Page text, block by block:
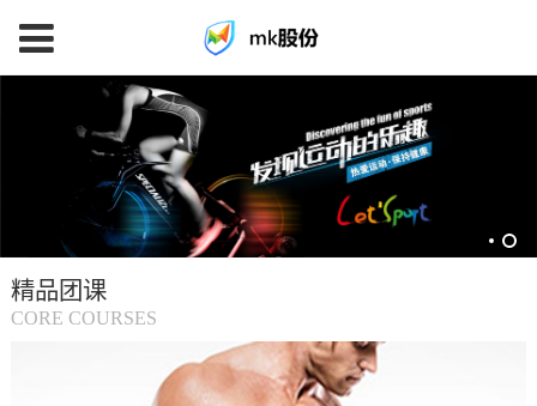
育
(中
精品团课
CORE COURSES